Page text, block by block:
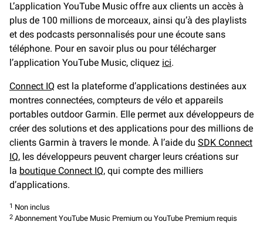
L’application YouTube Music offre aux clients un accès à
plus de 100 millions de morceaux, ainsi qu’à des playlists
et des podcasts personnalisés pour une écoute sans
téléphone. Pour en savoir plus ou pour télécharger
l’application YouTube Music, cliquez ici.
Connect IQ est la plateforme d’applications destinées aux
montres connectées, compteurs de vélo et appareils
portables outdoor Garmin. Elle permet aux développeurs de
créer des solutions et des applications pour des millions de
clients Garmin à travers le monde. À l’aide du SDK Connect
IQ, les développeurs peuvent charger leurs créations sur
la boutique Connect IQ, qui compte des milliers
d’applications.
1 Non inclus
2 Abonnement YouTube Music Premium ou YouTube Premium requis